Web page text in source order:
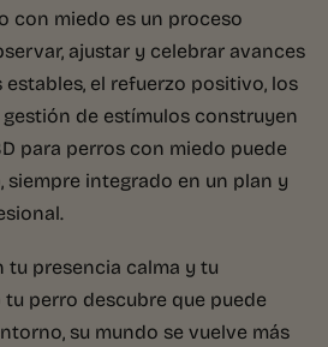
con miedo es un proceso
ajustar y celebrar avances
el refuerzo positivo, los
de estímulos construyen
para perros con miedo puede
siempre integrado en un plan y
tu presencia calma y tu
perro descubre que puede
su mundo se vuelve más